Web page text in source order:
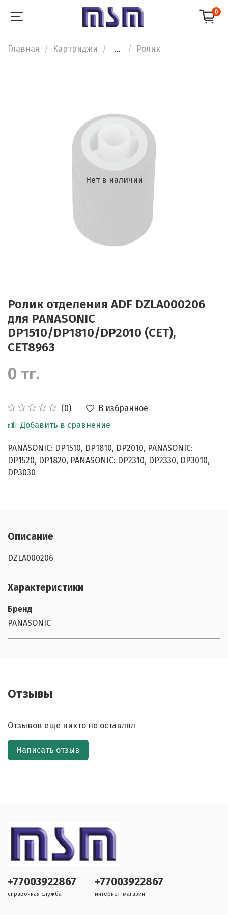
0
Главная Картриджи ... Ролик
Нет в наличии
Ролик отделения ADF DZLA000206
для PANASONIC
DP1510/DP1810/DP2010 (CET),
CET8963
(0)
В избранное
Добавить в сравнение
0 тг.
PANASONIC: DP1510, DP1810, DP2010, PANASONIC:
DP1520, DP1820, PANASONIC: DP2310, DP2330, DP3010,
DP3030
Описание
DZLA000206
Характеристики
Бренд
PANASONIC
Отзывы
Отзывов еще никто не оставлял
Написать отзыв
+77003922867
справочная служба
+77003922867
интернет-магазин